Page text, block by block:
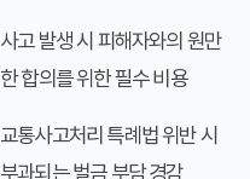
사고 발생 시 피해자와의 원만
한 합의를 위한 필수 비용
교통사고처리 특례법 위반 시
부과되는 벌금 부담 경감